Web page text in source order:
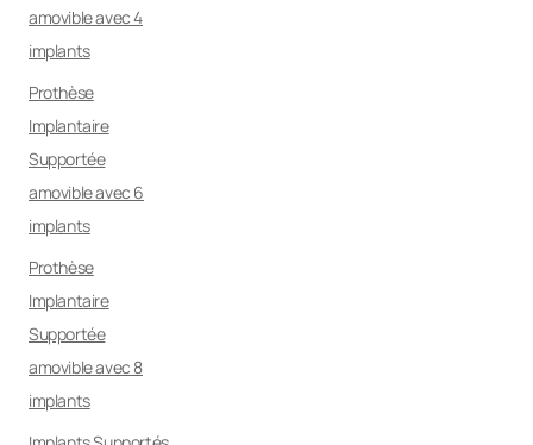
amovible avec 4
implants
Prothèse
Implantaire
Supportée
amovible avec 6
implants
Prothèse
Implantaire
Supportée
amovible avec 8
implants